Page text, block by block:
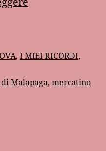
Shangai”
Genova
, I MIEI RICORDI,
Malapaga, mercatino